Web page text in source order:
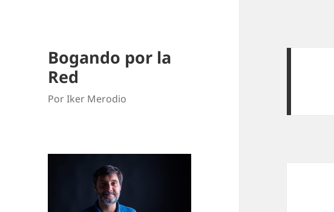
Bogando por la
Red
Por Iker Merodio